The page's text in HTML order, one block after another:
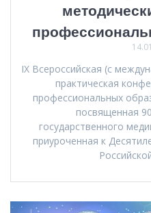
IX Всероссийская (с
практическая
профессиональных
посвященная
государственного
приуроченная к